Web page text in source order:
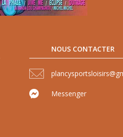
NOUS CONTACTER
Messenger